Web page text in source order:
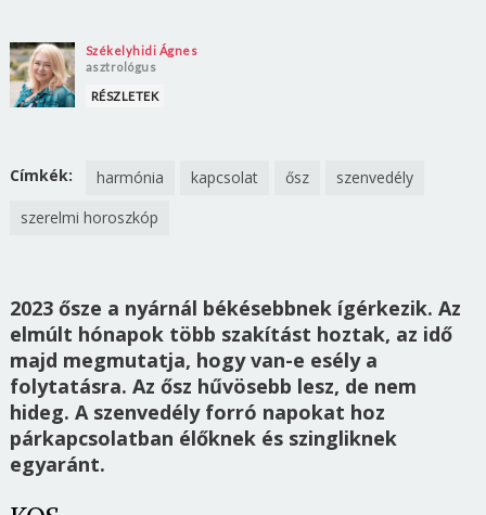
Székelyhidi Ágnes
asztrológus
RÉSZLETEK
Címkék: harmónia kapcsolat ősz
szenvedély
szerelmi horoszkóp
2023 ősze a nyárnál békésebbnek ígérkezik. Az
elmúlt hónapok több szakítást hoztak, az idő
majd megmutatja, hogy van-e esély a
folytatásra. Az ősz hűvösebb lesz, de nem
hideg. A szenvedély forró napokat hoz
párkapcsolatban élőknek és szingliknek
egyaránt.